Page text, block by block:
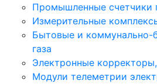
Промышленные счетчики
Измерительные
Бытовые и коммунально-
газа
Электронные
Модули телеметрии